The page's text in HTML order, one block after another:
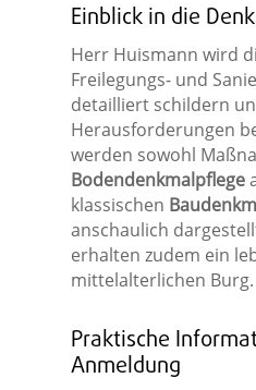
Einblick in die
Herr Huismann wird
Freilegungs- und
detailliert schildern
Herausforderungen
werden sowohl
Bodendenkmalpflege
klassischen
anschaulich
erhalten zudem ein
mittelalterlichen Burg.
Praktische
Anmeldung